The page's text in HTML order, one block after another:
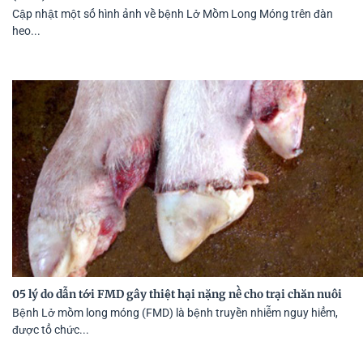
Cập nhật một số hình ảnh về bệnh Lở Mồm Long Móng trên đàn
heo...
05 lý do dẫn tới FMD gây thiệt hại nặng nề cho trại chăn nuôi
Bệnh Lở mồm long móng (FMD) là bệnh truyền nhiễm nguy hiểm,
được tổ chức...